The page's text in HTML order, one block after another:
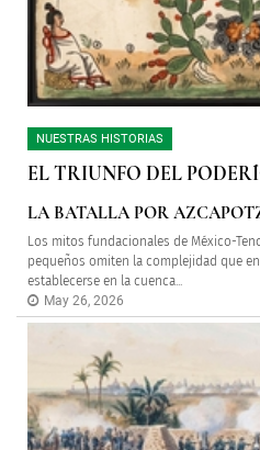
NUESTRAS HISTORIAS
EL TRIUNFO DEL
LA BATALLA POR
Los mitos fundacionales de México-
pequeños omiten la complejidad que
establecerse en la cuenca...
May 26, 2026